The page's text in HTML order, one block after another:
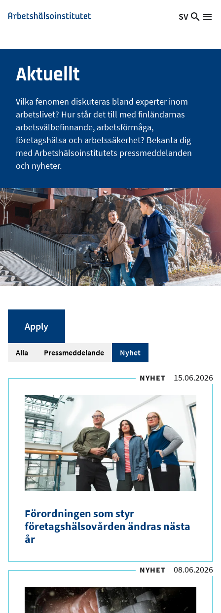
Hoppa
till
Arbetshälsoinstitutet
Växla
språk:
SV
Sök
Aktuellt
Vilka fenomen diskuteras bland experter inom
arbetslivet? Hur står det till med finländarnas
arbetsvälbefinnande, arbetsförmåga,
företagshälsa och arbetssäkerhet? Bekanta dig
med Arbetshälsoinstitutets pressmeddelanden
och nyheter.
A
t
Alla Pressmeddelande Nyhet
NYHET 15.06.2026
Förordningen som styr
företagshälsovården ändras nästa
år
NYHET 08.06.2026